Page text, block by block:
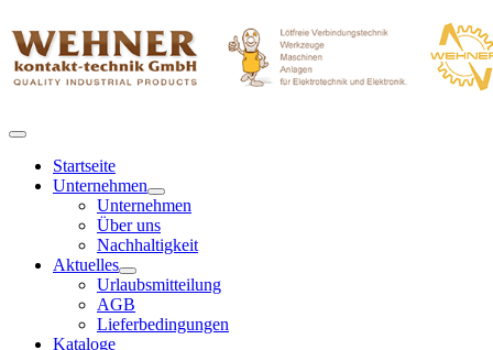
Startseite
Unternehmen
Unternehmen
Über uns
Nachhaltigkeit
Aktuelles
Urlaubsmitteilung
AGB
Lieferbedingungen
Kataloge